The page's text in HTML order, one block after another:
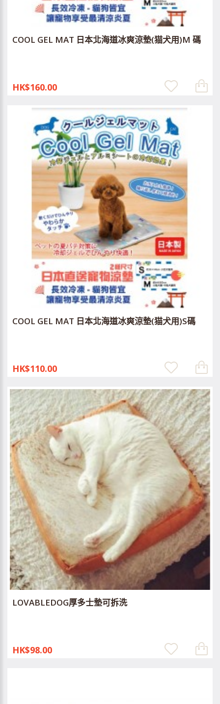
COOL GEL MAT 日本北海道冰爽涼墊(猫犬用)M 碼
HK$160.00
COOL GEL MAT 日本北海道冰爽涼墊(猫犬用)S碼
HK$110.00
LOVABLEDOG厚多士墊可拆洗
HK$98.00